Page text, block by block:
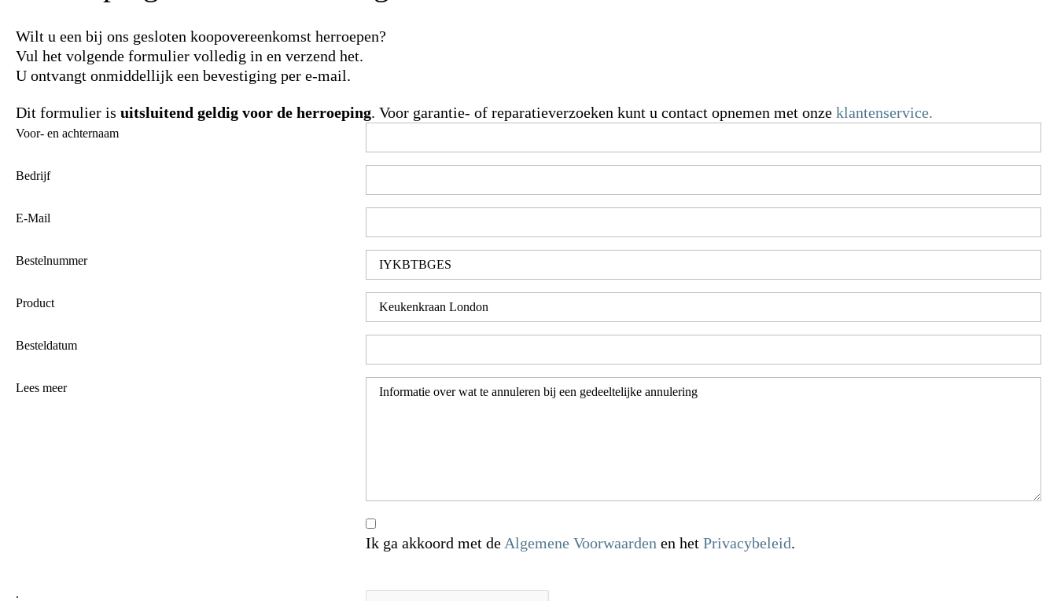
Wilt u een bij ons gesloten koopovereenkomst herroepen?
Vul het volgende formulier volledig in en verzend het.
U ontvangt onmiddellijk een bevestiging per e-mail.
Dit formulier is uitsluitend geldig voor de herroeping. Voor garantie- of reparatieverzoeken kunt u contact opnemen met onze klantenservice.
Voor- en achternaam
Bedrijf
E-Mail
Bestelnummer
Product
Besteldatum
Lees meer
Ik ga akkoord met de Algemene Voorwaarden en het Privacybeleid.
.